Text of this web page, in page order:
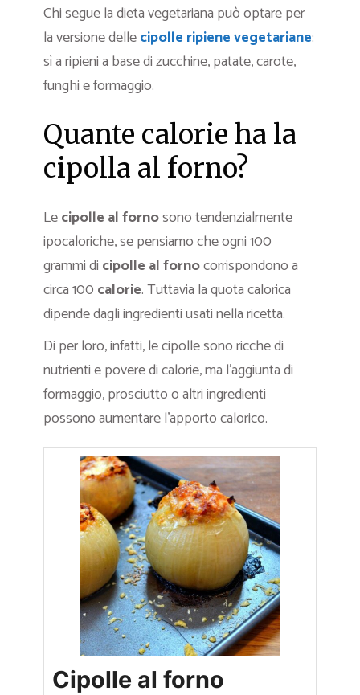
Chi segue la dieta vegetariana può optare per
la versione dellecipolle ripiene vegetariane:
sì a ripieni a base di zucchine, patate, carote,
funghi e formaggio.
Quante calorie ha la
cipolla al forno?
Lecipolle al fornosono tendenzialmente
ipocaloriche, se pensiamo che ogni 100
grammi di cipolle al fornocorrispondono a
circa 100 calorie. Tuttavia la quota calorica
dipende dagli ingredienti usati nella ricetta.
Di per loro, infatti, le cipolle sono ricche di
nutrienti e povere di calorie, ma l’aggiunta di
formaggio, prosciutto o altri ingredienti
possono aumentare l’apporto calorico.
Cipolle al forno